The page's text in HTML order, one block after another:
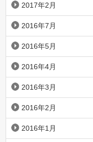
2017年2月
2016年7月
2016年5月
2016年4月
2016年3月
2016年2月
2016年1月